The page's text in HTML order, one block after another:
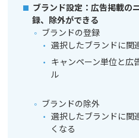
ブランド設定：広告掲載の
録、除外ができる
ブランドの登録
選択したブランドに関
キャンペーン単位と広
ル
ブランドの除外
選択したブランドに関
くなる